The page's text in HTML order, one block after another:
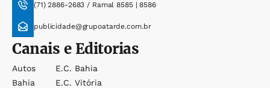
(71) 2886-2683 / Ramal 8585 | 8586
publicidade@grupoatarde.com.br
Canais e Editorias
Autos
Bahia
E.c. Bahia
E.c. Vitória